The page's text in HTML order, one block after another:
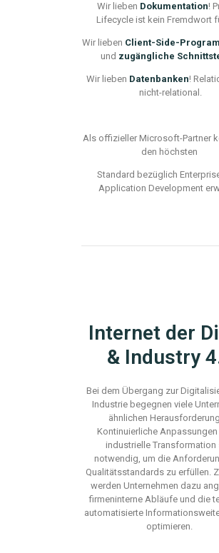
Wir lieben Dokumentation!
Lifecycle ist kein Fremdwort
Wir lieben Client-Side-
und zugängliche
Wir lieben Datenbanken!
nicht-relational.
Als offizieller Microsoft-Partner
den höchsten
Standard bezüglich
Application Development
Internet der
& Industry
Bei dem Übergang zur
Industrie begegnen viele
ähnlichen
Kontinuierliche Anpassungen
industrielle Transformation
notwendig, um die
Qualitätsstandards zu erfüllen.
werden Unternehmen dazu
firmeninterne Abläufe und die
automatisierte
optimieren.